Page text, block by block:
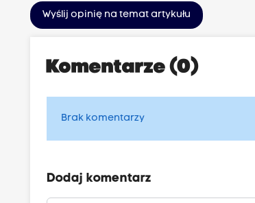
Wyślij opinię na temat artykułu
Komentarze (0)
Brak komentarzy
Dodaj komentarz